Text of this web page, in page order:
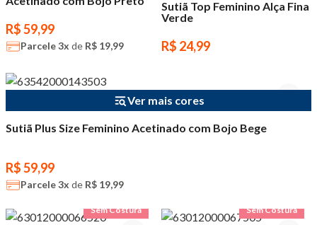
R$ 59,99
Parcele3x de R$ 19,99
Sutiã Top Feminino Alça Fina
Verde
R$ 24,99
Ver mais cores
Sutiã Plus Size Feminino Acetinado com Bojo Bege
R$ 59,99
Parcele3x de R$ 19,99
Sem Costura Sem Costura